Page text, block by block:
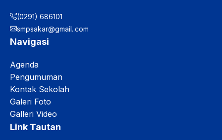
(0291) 686101
smpsakar@gmail..com
Navigasi
Agenda
Pengumuman
Kontak Sekolah
Galeri Foto
Galleri Video
Link Tautan